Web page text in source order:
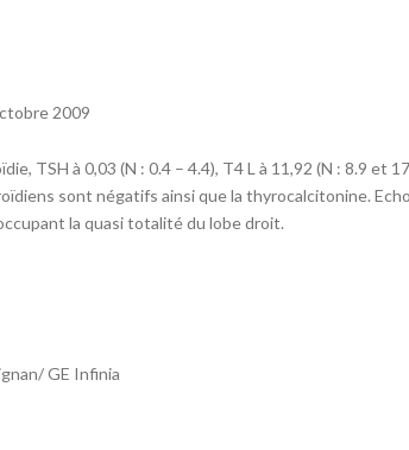
2009
TSH à 0,03 (N : 0.4 – 4.4), T4 L à 11,92 (N : 8.9 et
sont négatifs ainsi que la thyrocalcitonine.
la quasi totalité du lobe droit.
GE Infinia